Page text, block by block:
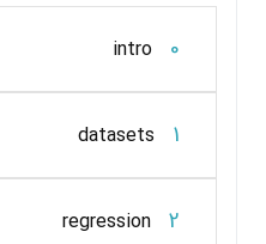
0
intro
1
datasets
2
regression